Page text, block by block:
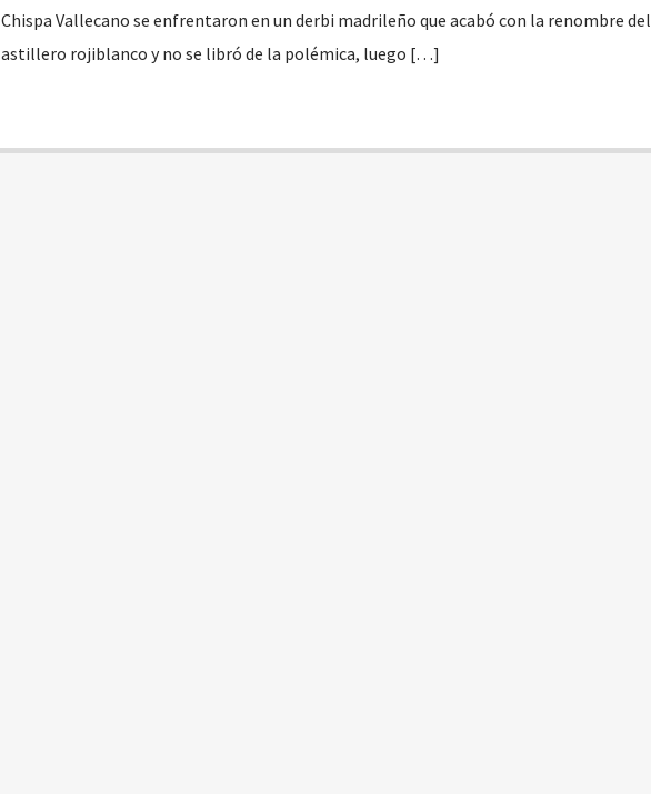
Chispa Vallecano se enfrentaron en un derbi madrileño que acabó con la renombre del
astillero rojiblanco y no se libró de la polémica, luego […]